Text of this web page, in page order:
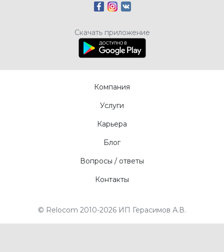
Скачать приложение
Компания
Услуги
Карьера
Блог
Вопросы / ответы
Контакты
© Relocom 2010-2026 ИП Герасимов А.В.